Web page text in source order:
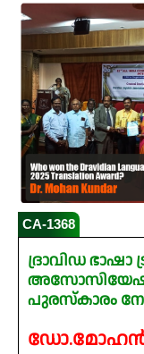
CA-1368
ദ്രാവിഡ ഭാഷാ
പുരസ്‌കാരം
ഡോ.മോഹൻ